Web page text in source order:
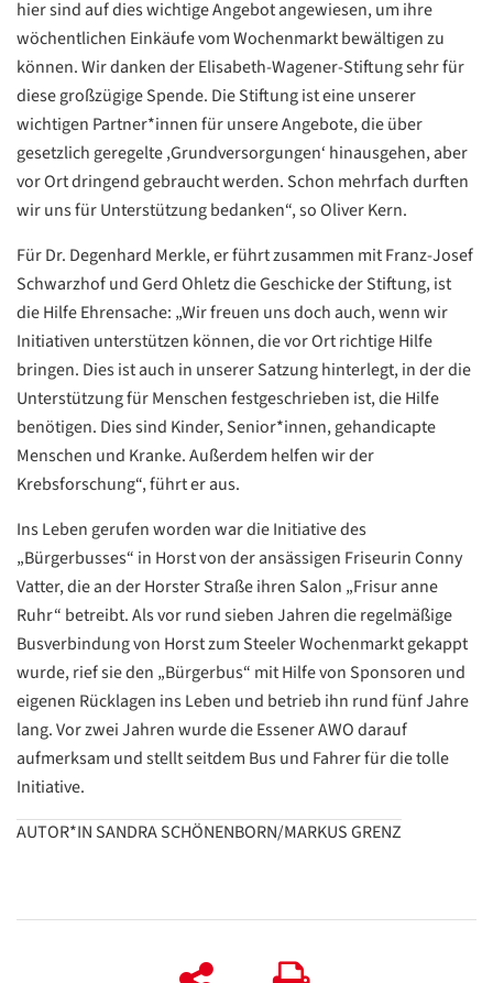
hier sind auf dies wichtige Angebot angewiesen, um ihre
wöchentlichen Einkäufe vom Wochenmarkt bewältigen zu
können. Wir danken der Elisabeth-Wagener-Stiftung sehr für
diese großzügige Spende. Die Stiftung ist eine unserer
wichtigen Partner*innen für unsere Angebote, die über
gesetzlich geregelte ,Grundversorgungen‘ hinausgehen, aber
vor Ort dringend gebraucht werden. Schon mehrfach durften
wir uns für Unterstützung bedanken“, so Oliver Kern.
Für Dr. Degenhard Merkle, er führt zusammen mit Franz-Josef
Schwarzhof und Gerd Ohletz die Geschicke der Stiftung, ist
die Hilfe Ehrensache: „Wir freuen uns doch auch, wenn wir
Initiativen unterstützen können, die vor Ort richtige Hilfe
bringen. Dies ist auch in unserer Satzung hinterlegt, in der die
Unterstützung für Menschen festgeschrieben ist, die Hilfe
benötigen. Dies sind Kinder, Senior*innen, gehandicapte
Menschen und Kranke. Außerdem helfen wir der
Krebsforschung“, führt er aus.
Ins Leben gerufen worden war die Initiative des
„Bürgerbusses“ in Horst von der ansässigen Friseurin Conny
Vatter, die an der Horster Straße ihren Salon „Frisur anne
Ruhr“ betreibt. Als vor rund sieben Jahren die regelmäßige
Busverbindung von Horst zum Steeler Wochenmarkt gekappt
wurde, rief sie den „Bürgerbus“ mit Hilfe von Sponsoren und
eigenen Rücklagen ins Leben und betrieb ihn rund fünf Jahre
lang. Vor zwei Jahren wurde die Essener AWO darauf
aufmerksam und stellt seitdem Bus und Fahrer für die tolle
Initiative.
AUTOR*IN SANDRA SCHÖNENBORN/MARKUS GRENZ
Datenschutzerklärung
ZURÜCK
Datenschutzerklärung
Google
Datenschutzerklärung
Übersetzen
/
Translate
ZURÜCK